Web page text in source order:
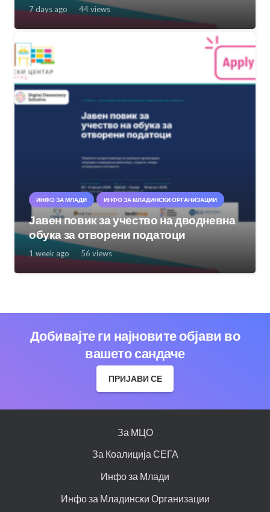
7 days ago 44views
ИНФО ЗА МЛАДИ ИНФО ЗА МЛАДИНСКИ ОРГАНИЗАЦИИ
Јавен повик за учество на дводневна
обука за отворени податоци
1 week ago 56 views
Добивајте ги најновите објави во
вашето сандаче
ПРИЈАВИ СЕ
За МЦО
За Коалиција СЕГА
Инфо за Млади
Инфо за Младински Организации